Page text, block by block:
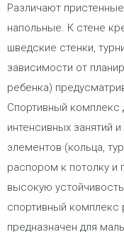
Различают
напольные. К стене
шведские стенки,
зависимости от
ребенка)
Спортивный комплекс
интенсивных занятий
элементов (кольца,
распором к потолку и
высокую
спортивный комплекс
предназначен для